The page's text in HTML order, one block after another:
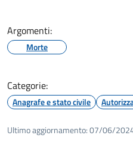
Argomenti:
Morte
Categorie:
Anagrafe e stato civile
Ultimo aggiornamento:07/06/